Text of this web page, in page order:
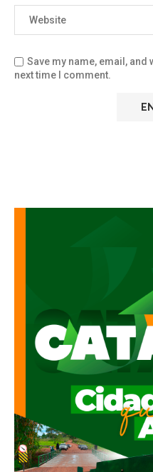
Save my name, email,
next time I comment.